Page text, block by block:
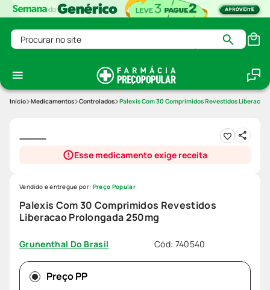
Procurar no site
Medicamentos Controlados Palexis Com 30 Comprimidos Revestidos
Esse medicamento exige receita
Palexis Com 30 Comprimidos Revestidos
Liberacao Prolongada 250mg
Grunenthal Do Brasil Cód: 740540
Vendido e entregue por: Preço Popular
Preço PP